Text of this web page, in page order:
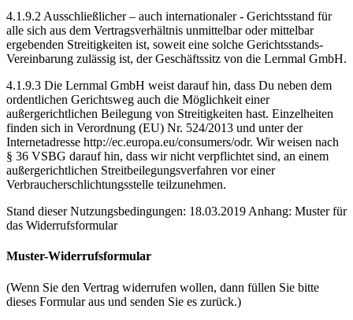
4.1.9.2 Ausschließlicher – auch internationaler - Gerichtsstand für
alle sich aus dem Vertragsverhältnis unmittelbar oder mittelbar
ergebenden Streitigkeiten ist, soweit eine solche Gerichtsstands-
Vereinbarung zulässig ist, der Geschäftssitz von die Lernmal GmbH.
4.1.9.3 Die Lernmal GmbH weist darauf hin, dass Du neben dem
ordentlichen Gerichtsweg auch die Möglichkeit einer
außergerichtlichen Beilegung von Streitigkeiten hast. Einzelheiten
finden sich in Verordnung (EU) Nr. 524/2013 und unter der
Internetadresse http://ec.europa.eu/consumers/odr. Wir weisen nach
§ 36 VSBG darauf hin, dass wir nicht verpflichtet sind, an einem
außergerichtlichen Streitbeilegungsverfahren vor einer
Verbraucherschlichtungsstelle teilzunehmen.
Stand dieser Nutzungsbedingungen: 18.03.2019 Anhang: Muster für
das Widerrufsformular
Muster-Widerrufsformular
(Wenn Sie den Vertrag widerrufen wollen, dann füllen Sie bitte
dieses Formular aus und senden Sie es zurück.)